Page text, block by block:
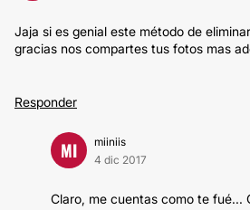
Jaja si es genial este método de
gracias nos compartes tus fotos mas
Responder
MI
miiniis
4 dic 2017
Claro, me cuentas como te fué...